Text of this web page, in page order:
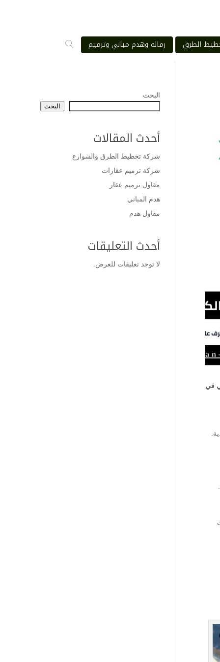
الطرق رماله وهدم مباني وترميم
في
البحث
البحث
أحدث المقالات
شركة تخطيط الطرق والشوارع
شركة ترميم عقارات
مقاول ترميم عقار
هدم المباني
مقاول هدم
أحدث التعليقات
لا توجد تعليقات للعرض.